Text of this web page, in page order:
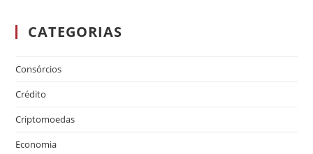
CATEGORIAS
Consórcios
Crédito
Criptomoedas
Economia